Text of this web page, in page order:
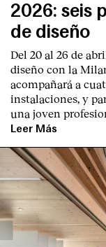
2026: seis
de diseño
Del 20 al 26 de
diseño con la
acompañará a
instalaciones, y
una joven
Leer Más